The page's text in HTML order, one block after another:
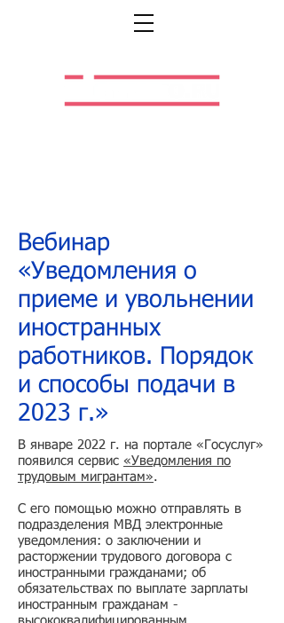
Вебинар
«Уведомления о
приеме и увольнении
иностранных
работников. Порядок
и способы подачи в
2023 г.»
В январе 2022 г. на портале «Госуслуг»
появился сервис «Уведомления по
трудовым мигрантам».
С его помощью можно отправлять в
подразделения МВД электронные
уведомления: о заключении и
расторжении трудового договора с
иностранными гражданами; об
обязательствах по выплате зарплаты
иностранным гражданам -